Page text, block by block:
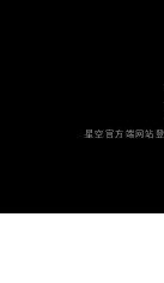
星空官方端网站